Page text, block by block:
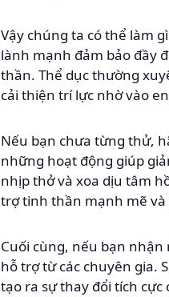
Vậy chúng ta có thể làm
lành mạnh đảm bảo đầy
thần. Thể dục thường
cải thiện trí lực nhờ vào
Nếu bạn chưa từng thử,
những hoạt động giúp
nhịp thở và xoa dịu tâm
trợ tinh thần mạnh mẽ và
Cuối cùng, nếu bạn
hỗ trợ từ các chuyên gia.
tạo ra sự thay đổi tích